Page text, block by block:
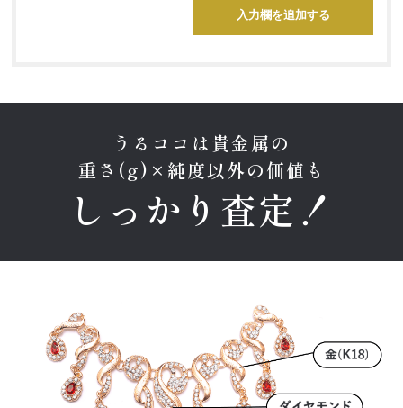
入力欄を追加する
うるココは貴金属の
重さ(g)×純度以外の価値も
しっかり査定！